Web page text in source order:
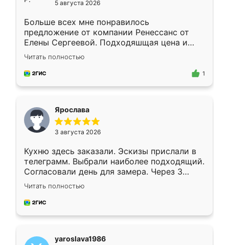
5 августа 2026
Больше всех мне понравилось
предложение от компании Ренессанс от
Елены Сергеевой. Подходяшщая цена и
короткие сроки изготовления. Приехавший
для замера сотрудник Владислав
предложил по моему эскизу самый
Читать полностью
1
Ярослава
3 августа 2026
Кухню здесь заказали. Эскизы прислали в
телеграмм. Выбрали наиболее подходящий.
Согласовали день для замера. Через 3
недели кухня была уже готова. Остались
довольны работой. Спасибо Ренессанс
мебель за качественную работу!
Читать полностью
yaroslava1986